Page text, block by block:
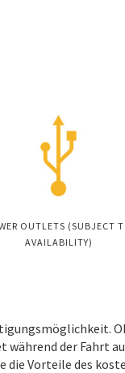
OUTLETS (SUBJECT
AVAILABILITY)
während der Fahrt
die Vorteile des